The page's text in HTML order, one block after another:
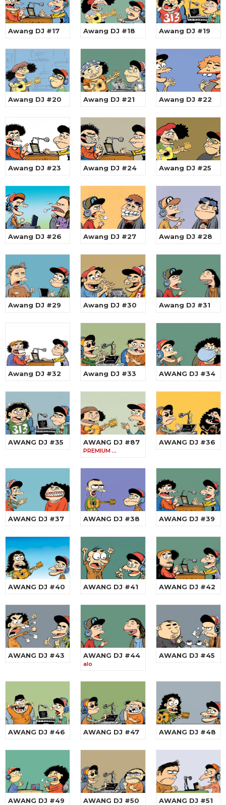
Awang DJ #17 Awang DJ #18 Awang DJ #19
Awang DJ #20 Awang DJ #21 Awang DJ #22
Awang DJ #23 Awang DJ #24 Awang DJ #25
Awang DJ #26 Awang DJ #27 Awang DJ #28
Awang DJ #29 Awang DJ #30 Awang DJ #31
Awang DJ #32 Awang DJ #33 AWANG DJ #34
AWANG DJ #35 AWANG DJ #87
PREMIUM …
AWANG DJ #36
AWANG DJ #37 AWANG DJ #38 AWANG DJ #39
AWANG DJ #40 AWANG DJ #41 AWANG DJ #42
AWANG DJ #43 AWANG DJ #44
alo
AWANG DJ #45
AWANG DJ #46 AWANG DJ #47 AWANG DJ #48
AWANG DJ #49 AWANG DJ #50 AWANG DJ #51